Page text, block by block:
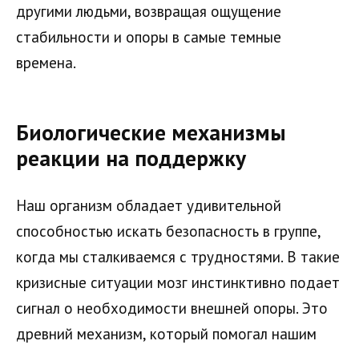
другими людьми, возвращая ощущение
стабильности и опоры в самые темные
времена.
Биологические механизмы
реакции на поддержку
Наш организм обладает удивительной
способностью искать безопасность в группе,
когда мы сталкиваемся с трудностями. В такие
кризисные ситуации мозг инстинктивно подает
сигнал о необходимости внешней опоры. Это
древний механизм, который помогал нашим